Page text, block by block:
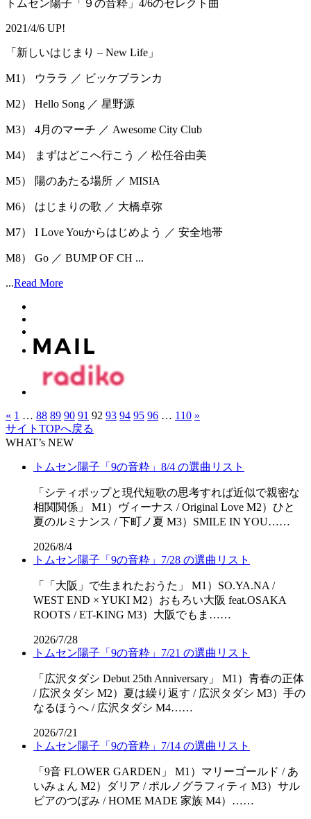
トムセン陽子「９の音粋」4/6のセレクト曲
2021/4/6 UP!
「新しいはじまり ‒ New Life」
M1） ウララ ／ ビッケブランカ
M2） Hello Song ／ 星野源
M3） 4月のマーチ ／ Awesome City Club
M4） まずはどこへ行こう ／ 松任谷由美
M5） 陽のあたる場所 ／ MISIA
M6） はじまりの歌 ／ 大橋卓弥
M7） I Love Youからはじめよう ／ 安全地帯
M8） Go ／ BUMP OF CH ...
...Read More
« 1 … 88 89 90 91 92 93 94 95 96 … 110 »
サイトTOPへ戻る
WHAT’s NEW
トムセン陽子「9の音粋」8/4 の選曲リスト
「シティポップと現代短歌の思考すれば近似で親密な
相関関係」 M1）ヴィーナス / Original Love M2）ひと
夏のルミナンス / 下町ノ夏 M3）SMILE IN YOU……
2026/8/4
トムセン陽子「9の音粋」7/28 の選曲リスト
「「⼤阪」で⽣まれたおうた」 M1）SO.YA.NA /
WEST END × YUKI M2）おもろい大阪 feat.OSAKA
ROOTS / ET-KING M3）大阪でもま……
2026/7/28
トムセン陽子「9の音粋」7/21 の選曲リスト
「広沢タダシ Debut 25th Anniversary」 M1）青春の正体
/ 広沢タダシ M2）夏は繰り返す / 広沢タダシ M3）手の
なるほうへ / 広沢タダシ M4……
2026/7/21
トムセン陽子「9の音粋」7/14 の選曲リスト
「9音 FLOWER GARDEN」 M1）マリーゴールド / あ
いみょん M2）ダリア / ポルノグラフィティ M3）サル
ビアのつぼみ / HOME MADE 家族 M4）……